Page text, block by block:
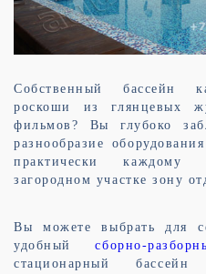
Собственный бассейн
роскоши из глянцевых
фильмов? Вы глубоко
разнообразие
практически каждому
загородном участке зону
Вы можете выбрать для
удобный
сборно-
стационарный